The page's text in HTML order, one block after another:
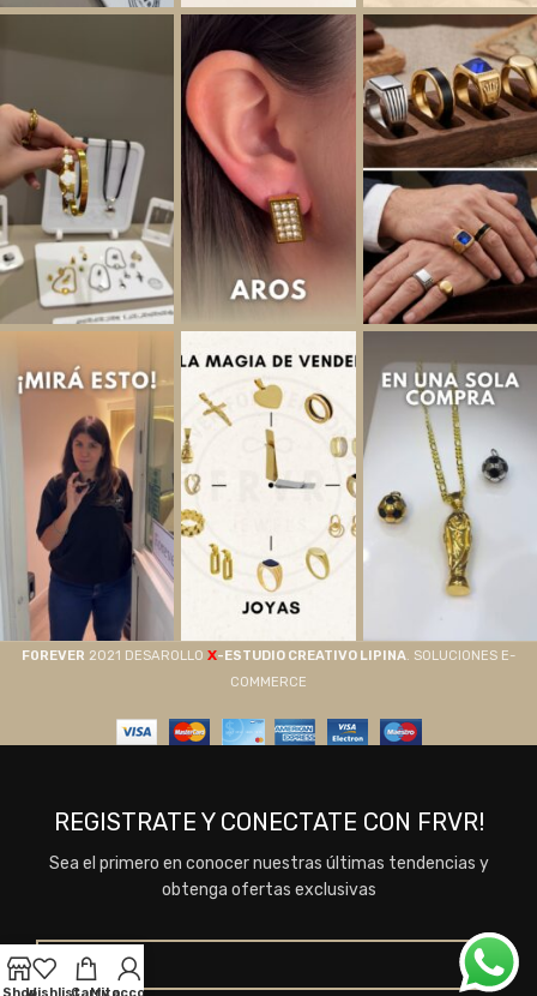
F0REVER 2021 DESAROLLO X-ESTUDIO CREATIVO LIPINA . SOLUCIONES E-
COMMERCE
REGISTRATE Y CONECTATE CON FRVR!
Sea el primero en conocer nuestras últimas tendencias y
obtenga ofertas exclusivas